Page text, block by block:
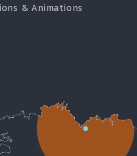
& Animations